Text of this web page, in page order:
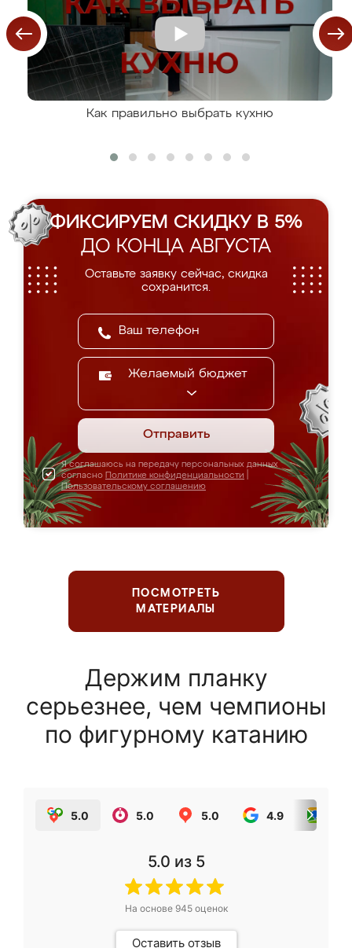
Как правильно выбрать кухню
ФИКСИРУЕМ СКИДКУ В 5%
ДО КОНЦА АВГУСТА
Оставьте заявку сейчас, скидка
сохранится.
Желаемый бюджет
Отправить
Я соглашаюсь на передачу персональных данных
согласно Политике конфиденциальности
Пользовательскому соглашению
ПОСМОТРЕТЬ
МАТЕРИАЛЫ
Держим планку
серьезнее, чем чемпионы
по фигурному катанию
5.0 5.0 5.0 4.9
5.0 из 5
На основе 945оценок
Оставить отзыв